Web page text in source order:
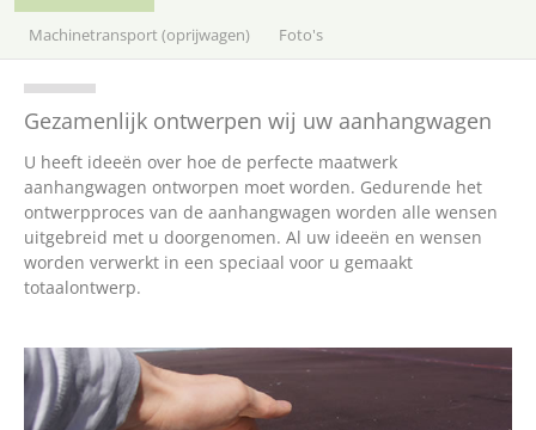
Machinetransport (oprijwagen) Foto's
Gezamenlijk ontwerpen wij uw aanhangwagen
U heeft ideeën over hoe de perfecte maatwerk
aanhangwagen ontworpen moet worden. Gedurende het
ontwerpproces van de aanhangwagen worden alle wensen
uitgebreid met u doorgenomen. Al uw ideeën en wensen
worden verwerkt in een speciaal voor u gemaakt
totaalontwerp.